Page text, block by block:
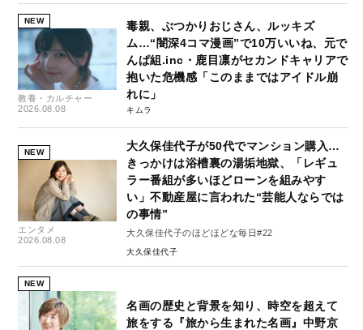
NEW
教養・カルチャー
2026.08.08
毒親、ぶつかりおじさん、ルッキズ
ム…“闇深4コマ漫画”で10万いいね、元で
んぱ組.inc・鹿目凛がセカンドキャリアで
抱いた危機感「このままではアイドル崩
れに」
キムラ
NEW
エンタメ
2026.08.08
大久保佳代子が50代でマンション購入…
きっかけは浴槽裏の湯垢地獄、「レギュ
ラー番組が多いほどローンを組みやす
い」不動産屋に言われた“芸能人ならでは
の事情”
大久保佳代子のほどほどな毎日#22
大久保佳代子
NEW
名画の歴史と背景を知り、時空を超えて
旅をする『旅から生まれた名画』中野京